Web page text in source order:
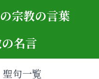
名言
聖句一覧